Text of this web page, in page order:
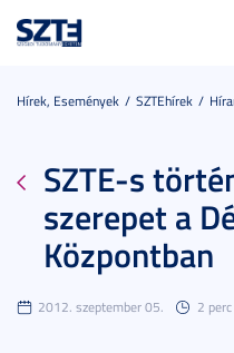
Hírek, Események SZTEhírek
SZTE-s
szerepet a
Központban
2012. szeptember 05. 2 perc